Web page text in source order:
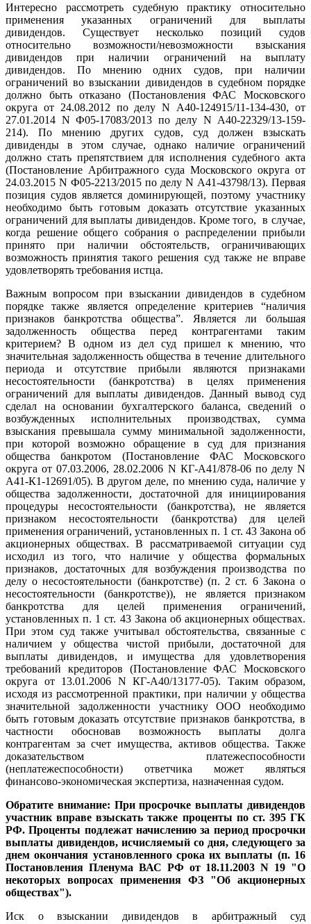
Интересно рассмотреть судебную практику относительно
применения указанных ограничений для выплаты
дивидендов. Существует несколько позиций судов
относительно возможности/невозможности взыскания
дивидендов при наличии ограничений на выплату
дивидендов. По мнению одних судов, при наличии
ограничений во взыскании дивидендов в судебном порядке
должно быть отказано (Постановления ФАС Московского
округа от 24.08.2012 по делу N А40-124915/11-134-430, от
27.01.2014 N Ф05-17083/2013 по делу N А40-22329/13-159-
214). По мнению других судов, суд должен взыскать
дивиденды в этом случае, однако наличие ограничений
должно стать препятствием для исполнения судебного акта
(Постановление Арбитражного суда Московского округа от
24.03.2015 N Ф05-2213/2015 по делу N А41-43798/13). Первая
позиция судов является доминирующей, поэтому участнику
необходимо быть готовым доказать отсутствие указанных
ограничений для выплаты дивидендов. Кроме того, в случае,
когда решение общего собрания о распределении прибыли
принято при наличии обстоятельств, ограничивающих
возможность принятия такого решения суд также не вправе
удовлетворять требования истца.
Важным вопросом при взыскании дивидендов в судебном
порядке также является определение критериев “наличия
признаков банкротства общества”. Является ли большая
задолженность общества перед контрагентами таким
критерием? В одном из дел суд пришел к мнению, что
значительная задолженность общества в течение длительного
периода и отсутствие прибыли являются признаками
несостоятельности (банкротства) в целях применения
ограничений для выплаты дивидендов. Данный вывод суд
сделал на основании бухгалтерского баланса, сведений о
возбужденных исполнительных производствах, сумма
взыскания превышала сумму минимальной задолженности,
при которой возможно обращение в суд для признания
общества банкротом (Постановление ФАС Московского
округа от 07.03.2006, 28.02.2006 N КГ-А41/878-06 по делу N
А41-К1-12691/05). В другом деле, по мнению суда, наличие у
общества задолженности, достаточной для инициирования
процедуры несостоятельности (банкротства), не является
признаком несостоятельности (банкротства) для целей
применения ограничений, установленных п. 1 ст. 43 Закона об
акционерных обществах. В рассматриваемой ситуации суд
исходил из того, что наличие у общества формальных
признаков, достаточных для возбуждения производства по
делу о несостоятельности (банкротстве) (п. 2 ст. 6 Закона о
несостоятельности (банкротстве)), не является признаком
банкротства для целей применения ограничений,
установленных п. 1 ст. 43 Закона об акционерных обществах.
При этом суд также учитывал обстоятельства, связанные с
наличием у общества чистой прибыли, достаточной для
выплаты дивидендов, и имущества для удовлетворения
требований кредиторов (Постановление ФАС Московского
округа от 13.01.2006 N КГ-А40/13177-05). Таким образом,
исходя из рассмотренной практики, при наличии у общества
значительной задолженности участнику ООО необходимо
быть готовым доказать отсутствие признаков банкротства, в
частности обосновав возможность выплаты долга
контрагентам за счет имущества, активов общества. Также
доказательством платежеспособности
(неплатежеспособности) ответчика может являться
финансово-экономическая экспертиза, назначенная судом.
Обратите внимание: При просрочке выплаты дивидендов
участник вправе взыскать также проценты по ст. 395 ГК
РФ. Проценты подлежат начислению за период просрочки
выплаты дивидендов, исчисляемый со дня, следующего за
днем окончания установленного срока их выплаты (п. 16
Постановления Пленума ВАС РФ от 18.11.2003 N 19 "О
некоторых вопросах применения ФЗ "Об акционерных
обществах").
Иск о взыскании дивидендов в арбитражный суд